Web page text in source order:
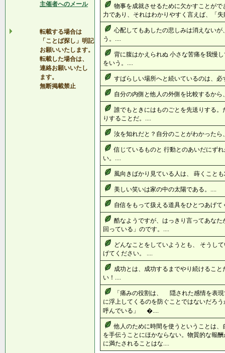
主催者へのメール
転載する場合は
「ことば探し」明記
お願いいたします。
転載した場合は、
連絡お願いいたし
ます。
無断掲載禁止
物事を成就させるために欠かすことが
力であり、それはわかりやすく言えば、「
心配してもあしたの悲しみは消えない
う。....
背に腹はかえられぬ 小さな苦痛を我慢
をいう。....
すばらしい場所へと続いているのは、
自分の内側と他人の外側を比較するか
誰でもときにはものごとを先送りする
りすることだ。....
汝を知れだと？自分のことがわかった
信じているものと 行動とのあいだにず
い。....
風向きばかり見ている人は、 蒔くこと
美しい笑いは家の中の太陽である。....
自信をもって扱える道具をひとつあげ
酷なようですが、はっきり言ってあな
回っている」のです。....
どんなことをしていようとも、 そうし
げてください。 ....
成功とは、成功するまでやり続けるこ
い！....
「痛みの役割は、 隠された感情を表
に浮上してくるのを防ぐことではないだろ
呼んでいる」 �....
他人のために時間を使うということは
を手伝うことにほかならない。物質的な報
に満たされることはな....